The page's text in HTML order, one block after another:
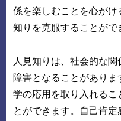
係を楽しむことを心がけ
知りを克服することがで
人見知りは、社会的な
障害となることがありま
学の応用を取り入れるこ
とができます。自己肯定